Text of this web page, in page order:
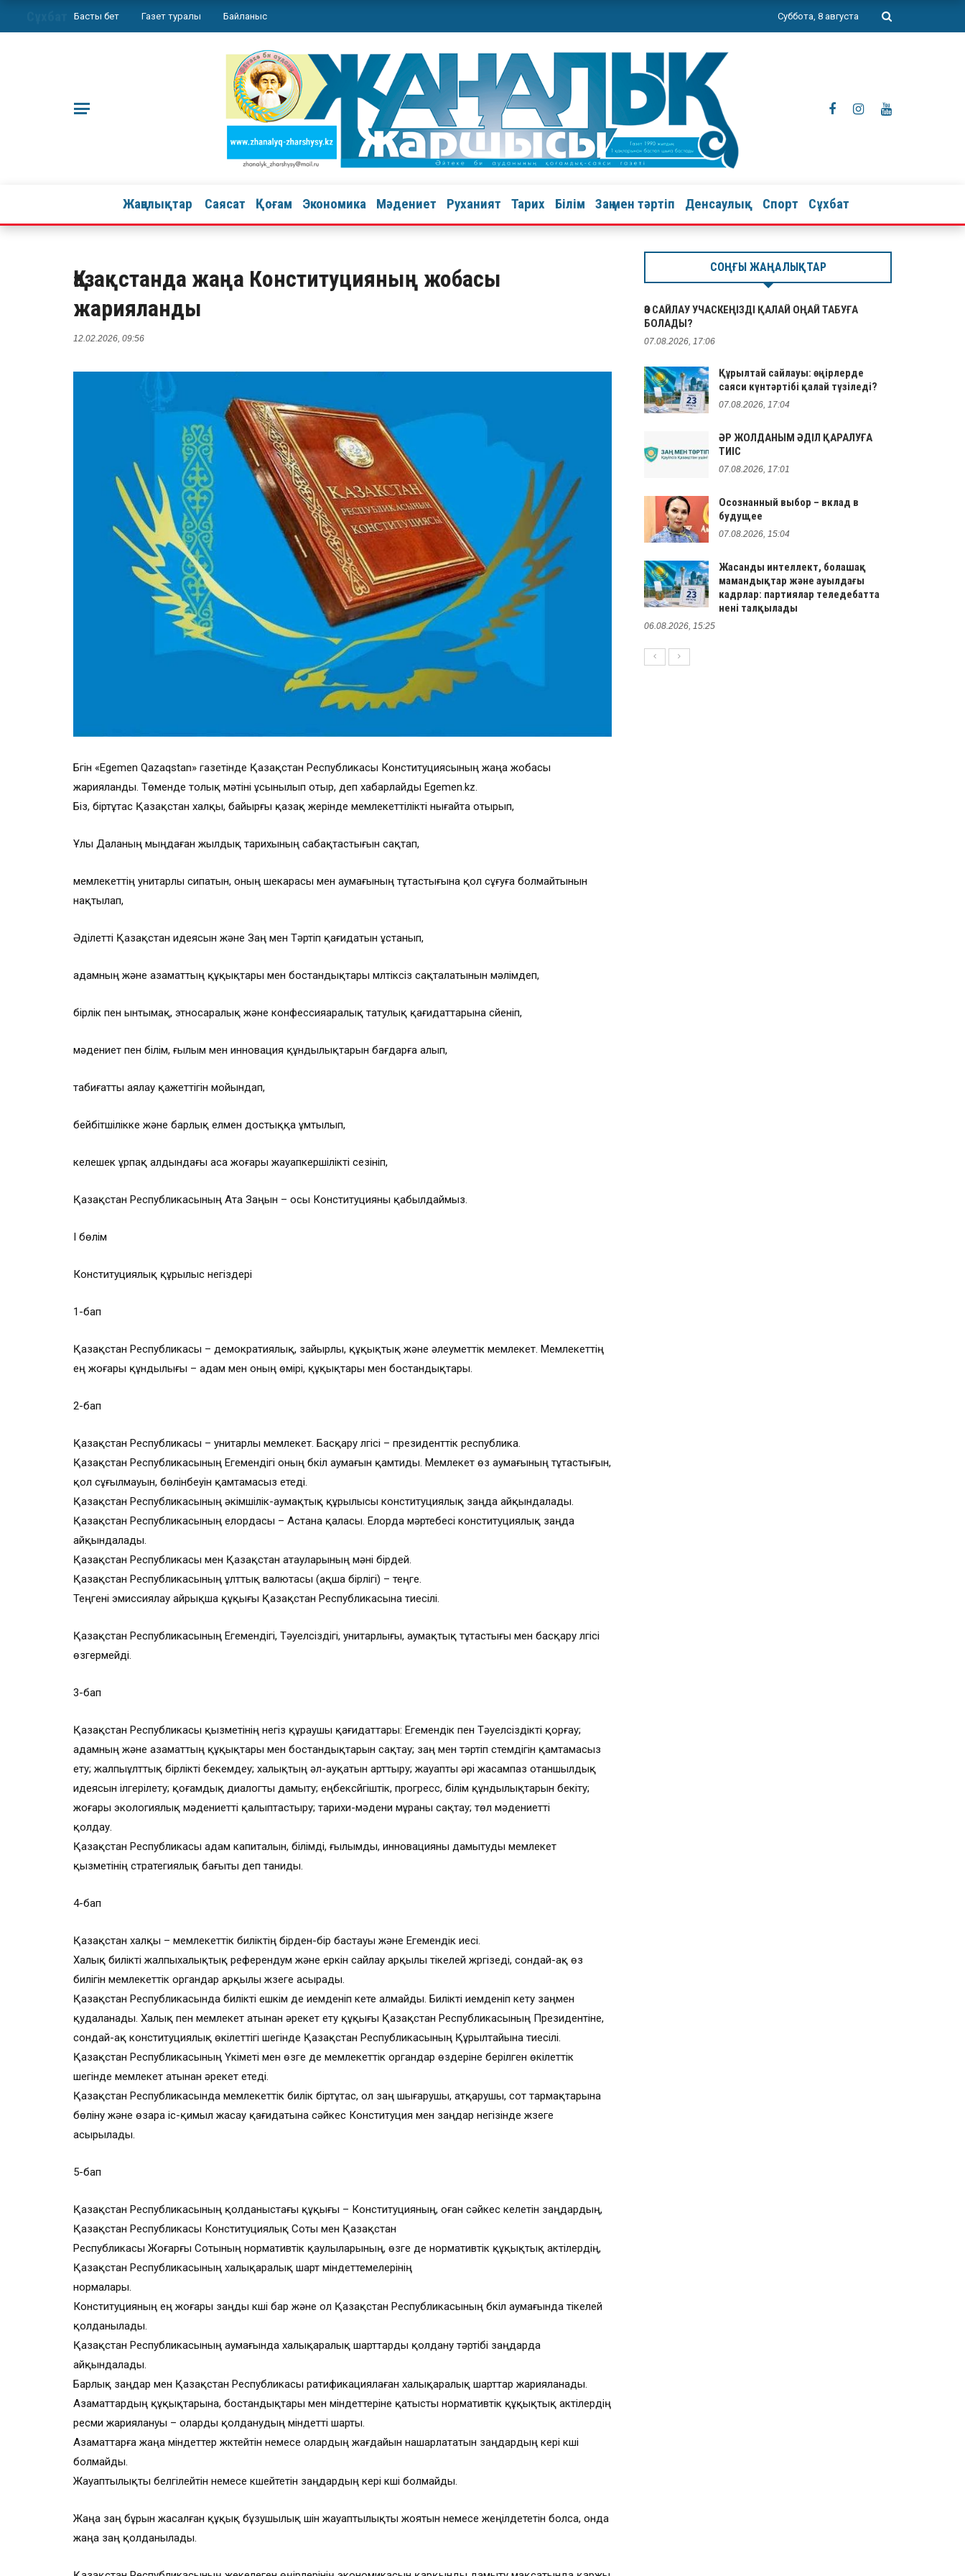
Басты бет Газет туралы Байланыс Суббота, 8 августа
Жаңалықтар Саясат Қоғам Экономика Мәдениет Руханият Тарих Білім Заң мен тәртіп Денсаулық Спорт Сұхбат
Қазақстанда жаңа Конституцияның жобасы
жарияланды
12.02.2026, 09:56
Бүгін «Egemen Qazaqstan» газетінде Қазақстан Республикасы Конституциясының жаңа жобасы
жарияланды. Төменде толық мәтіні ұсынылып отыр, деп хабарлайды Egemen.kz.
Біз, біртұтас Қазақстан халқы, байырғы қазақ жерінде мемлекеттілікті нығайта отырып,
Ұлы Даланың мыңдаған жылдық тарихының сабақтастығын сақтап,
мемлекеттің унитарлы сипатын, оның шекарасы мен аумағының тұтастығына қол сұғуға болмайтынын
нақтылап,
Әділетті Қазақстан идеясын және Заң мен Тәртіп қағидатын ұстанып,
адамның және азаматтың құқықтары мен бостандықтары мүлтіксіз сақталатынын мәлімдеп,
бірлік пен ынтымақ, этносаралық және конфессияаралық татулық қағидаттарына сүйеніп,
мәдениет пен білім, ғылым мен инновация құндылықтарын бағдарға алып,
табиғатты аялау қажеттігін мойындап,
бейбітшілікке және барлық елмен достыққа ұмтылып,
келешек ұрпақ алдындағы аса жоғары жауапкершілікті сезініп,
Қазақстан Республикасының Ата Заңын – осы Конституцияны қабылдаймыз.
І бөлім
Конституциялық құрылыс негіздері
1-бап
Қазақстан Республикасы – демократиялық, зайырлы, құқықтық және әлеуметтік мемлекет. Мемлекеттің
ең жоғары құндылығы – адам мен оның өмірі, құқықтары мен бостандықтары.
2-бап
Қазақстан Республикасы – унитарлы мемлекет. Басқару үлгісі – президенттік республика.
Қазақстан Республикасының Егемендігі оның бүкіл аумағын қамтиды. Мемлекет өз аумағының тұтастығын,
қол сұғылмауын, бөлінбеуін қамтамасыз етеді.
Қазақстан Республикасының әкімшілік-аумақтық құрылысы конституциялық заңда айқындалады.
Қазақстан Республикасының елордасы – Астана қаласы. Елорда мәртебесі конституциялық заңда
айқындалады.
Қазақстан Республикасы мен Қазақстан атауларының мәні бірдей.
Қазақстан Республикасының ұлттық валютасы (ақша бірлігі) – теңге.
Теңгені эмиссиялау айрықша құқығы Қазақстан Республикасына тиесілі.
Қазақстан Республикасының Егемендігі, Тәуелсіздігі, унитарлығы, аумақтық тұтастығы мен басқару үлгісі
өзгермейді.
3-бап
Қазақстан Республикасы қызметінің негіз құраушы қағидаттары: Егемендік пен Тәуелсіздікті қорғау;
адамның және азаматтың құқықтары мен бостандықтарын сақтау; заң мен тәртіп үстемдігін қамтамасыз
ету; жалпыұлттық бірлікті бекемдеу; халықтың әл-ауқатын арттыру; жауапты әрі жасампаз отаншылдық
идеясын ілгерілету; қоғамдық диалогты дамыту; еңбексүйгіштік, прогресс, білім құндылықтарын бекіту;
жоғары экологиялық мәдениетті қалыптастыру; тарихи-мәдени мұраны сақтау; төл мәдениетті
қолдау.
Қазақстан Республикасы адам капиталын, білімді, ғылымды, инновацияны дамытуды мемлекет
қызметінің стратегиялық бағыты деп таниды.
4-бап
Қазақстан халқы – мемлекеттік биліктің бірден-бір бастауы және Егемендік иесі.
Халық билікті жалпыхалықтық референдум және еркін сайлау арқылы тікелей жүргізеді, сондай-ақ өз
билігін мемлекеттік органдар арқылы жүзеге асырады.
Қазақстан Республикасында билікті ешкім де иемденіп кете алмайды. Билікті иемденіп кету заңмен
қудаланады. Халық пен мемлекет атынан әрекет ету құқығы Қазақстан Республикасының Президентіне,
сондай-ақ конституциялық өкілеттігі шегінде Қазақстан Республикасының Құрылтайына тиесілі.
Қазақстан Республикасының Үкіметі мен өзге де мемлекеттік органдар өздеріне берілген өкілеттік
шегінде мемлекет атынан әрекет етеді.
Қазақстан Республикасында мемлекеттік билік біртұтас, ол заң шығарушы, атқарушы, сот тармақтарына
бөліну және өзара іс-қимыл жасау қағидатына сәйкес Конституция мен заңдар негізінде жүзеге
асырылады.
5-бап
Қазақстан Республикасының қолданыстағы құқығы – Конституцияның, оған сәйкес келетін заңдардың,
Қазақстан Республикасы Конституциялық Соты мен Қазақстан
Республикасы Жоғарғы Сотының нормативтік қаулыларының, өзге де нормативтік құқықтық актілердің,
Қазақстан Республикасының халықаралық шарт міндеттемелерінің
нормалары.
Конституцияның ең жоғары заңды күші бар және ол Қазақстан Республикасының бүкіл аумағында тікелей
қолданылады.
Қазақстан Республикасының аумағында халықаралық шарттарды қолдану тәртібі заңдарда
айқындалады.
Барлық заңдар мен Қазақстан Республикасы ратификациялаған халықаралық шарттар жарияланады.
Азаматтардың құқықтарына, бостандықтары мен міндеттеріне қатысты нормативтік құқықтық актілердің
ресми жариялануы – оларды қолданудың міндетті шарты.
Азаматтарға жаңа міндеттер жүктейтін немесе олардың жағдайын нашарлататын заңдардың кері күші
болмайды.
Жауаптылықты белгілейтін немесе күшейтетін заңдардың кері күші болмайды.
Жаңа заң бұрын жасалған құқық бұзушылық үшін жауаптылықты жоятын немесе жеңілдететін болса, онда
жаңа заң қолданылады.
СОҢҒЫ ЖАҢАЛЫҚТАР
ӨЗ САЙЛАУ УЧАСКЕҢІЗДІ ҚАЛАЙ ОҢАЙ ТАБУҒА
БОЛАДЫ?
07.08.2026, 17:06
Құрылтай сайлауы: өңірлерде
саяси күнтәртібі қалай түзіледі?
07.08.2026, 17:04
ӘР ЖОЛДАНЫМ ӘДІЛ ҚАРАЛУҒА
ТИІС
07.08.2026, 17:01
Осознанный выбор – вклад в
будущее
07.08.2026, 15:04
Жасанды интеллект, болашақ
мамандықтар және ауылдағы
кадрлар: партиялар теледебатта
нені талқылады
06.08.2026, 15:25